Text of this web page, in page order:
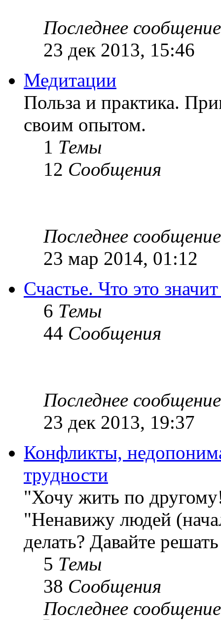
Последнее сообщение
23 дек 2013, 15:46
Медитации
Польза и практика.
своим опытом.
1 Темы
12 Сообщения
Последнее сообщение
23 мар 2014, 01:12
Счастье. Что это
6 Темы
44 Сообщения
Последнее сообщение
23 дек 2013, 19:37
Конфликты,
трудности
"Хочу жить по
"Ненавижу людей
делать? Давайте
5 Темы
38 Сообщения
Последнее сообщение